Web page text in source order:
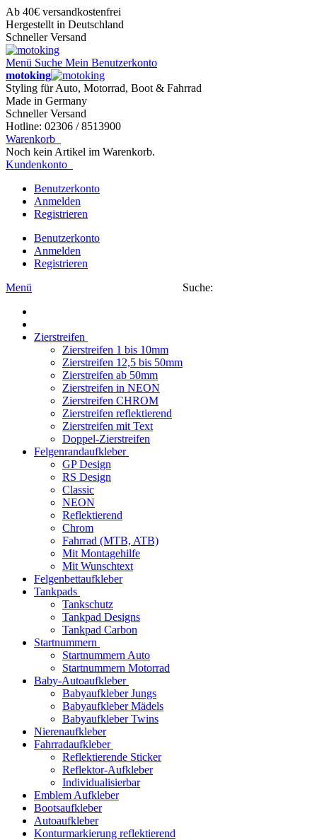
Ab 40€ versandkostenfrei
Hergestellt in Deutschland
Schneller Versand
Menü Suche Mein Benutzerkonto
motoking
Styling für Auto, Motorrad, Boot & Fahrrad
Made in Germany
Schneller Versand
Hotline: 02306 / 8513900
Warenkorb
Noch kein Artikel im Warenkorb.
Kundenkonto
Benutzerkonto
Anmelden
Registrieren
Benutzerkonto
Anmelden
Registrieren
Menü
Zierstreifen
Zierstreifen 1 bis 10mm
Zierstreifen 12,5 bis 50mm
Zierstreifen ab 50mm
Zierstreifen in NEON
Zierstreifen CHROM
Zierstreifen reflektierend
Zierstreifen mit Text
Doppel-Zierstreifen
Felgenrandaufkleber
GP Design
RS Design
Classic
NEON
Reflektierend
Chrom
Fahrrad (MTB, ATB)
Mit Montagehilfe
Mit Wunschtext
Felgenbettaufkleber
Tankpads
Tankschutz
Tankpad Designs
Tankpad Carbon
Startnummern
Startnummern Auto
Startnummern Motorrad
Baby-Autoaufkleber
Babyaufkleber Jungs
Babyaufkleber Mädels
Babyaufkleber Twins
Nierenaufkleber
Fahrradaufkleber
Reflektierende Sticker
Reflektor-Aufkleber
Individualisierbar
Emblem Aufkleber
Bootsaufkleber
Autoaufkleber
Konturmarkierung reflektierend
Suche: